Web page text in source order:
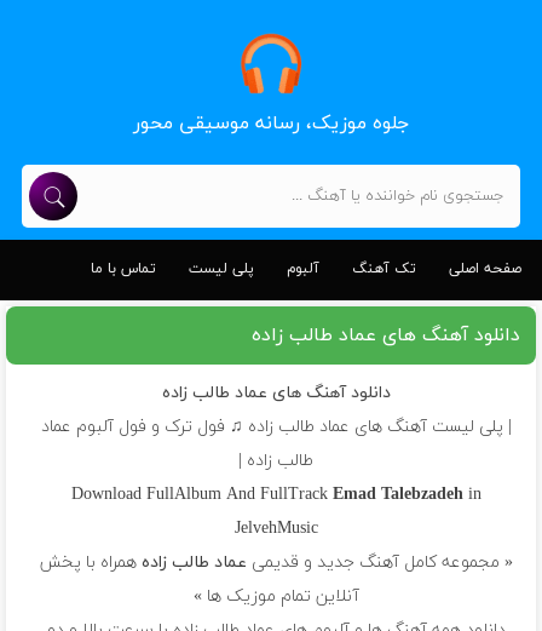
جلوه موزیک، رسانه موسیقی محور
صفحه اصلی تک آهنگ آلبوم پلی لیست تماس با ما
دانلود آهنگ های عماد طالب زاده
دانلود آهنگ های عماد طالب زاده
| پلی لیست آهنگ های عماد طالب زاده ♫ فول ترک و فول آلبوم عماد
طالب زاده |
Download FullAlbum And FullTrack Emad Talebzadeh in
JelvehMusic
« مجموعه کامل آهنگ جدید و قدیمی عماد طالب زاده همراه با پخش
آنلاین تمام موزیک ها »